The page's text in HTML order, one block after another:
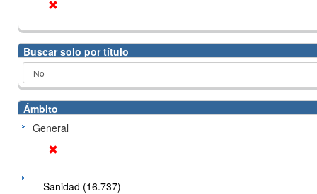
Buscar solo por título
Ámbito
General
Sanidad (16.737)